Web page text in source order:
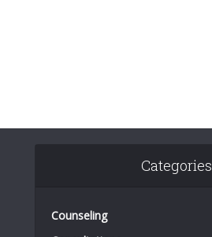
Categories
Counseling